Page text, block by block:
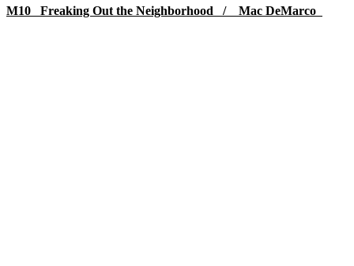
M10 Freaking Out the Neighborhood /Mac DeMarco